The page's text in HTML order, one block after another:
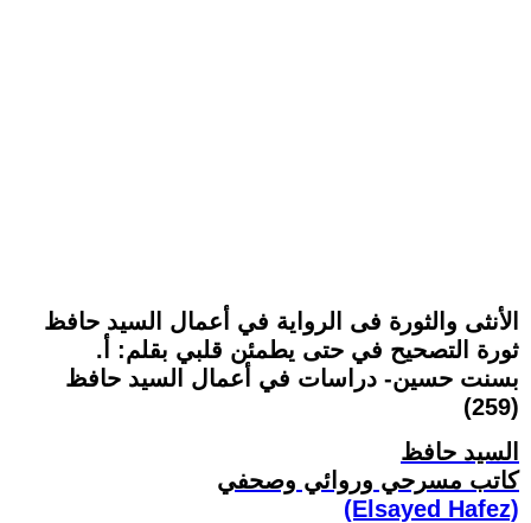
الأنثى والثورة فى الرواية في أعمال السيد حافظ
ثورة التصحيح في حتى يطمئن قلبي بقلم: أ.
بسنت حسين- دراسات في أعمال السيد حافظ
(259)
السيد حافظ
كاتب مسرحي وروائي وصحفي
(Elsayed Hafez)